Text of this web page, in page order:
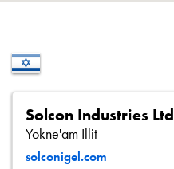
Solcon Industries Ltd
Yokne'am Illit
solconigel.com